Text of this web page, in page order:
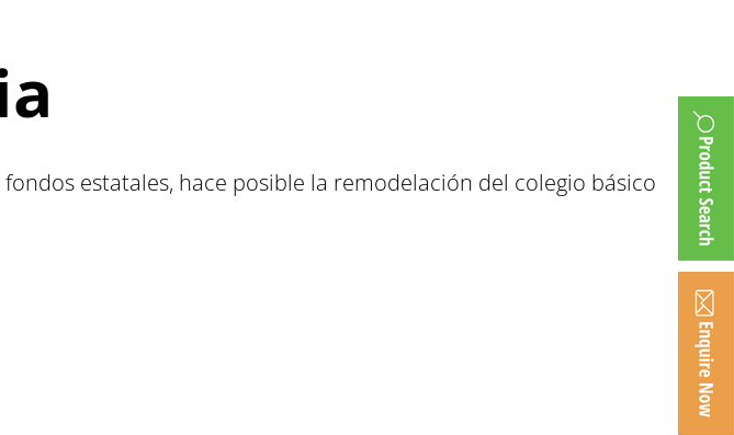
estatales, hace posible la remodelación del colegio básico